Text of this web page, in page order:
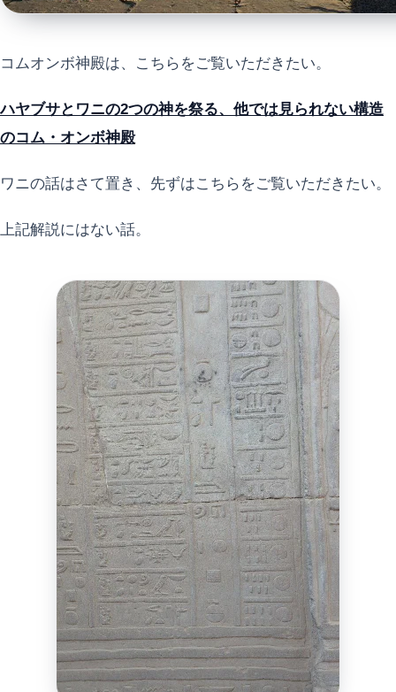
コムオンボ神殿は、こちらをご覧いただきたい。
ハヤブサとワニの2つの神を祭る、他では見られない構造
のコム・オンボ神殿
ワニの話はさて置き、先ずはこちらをご覧いただきたい。
上記解説にはない話。